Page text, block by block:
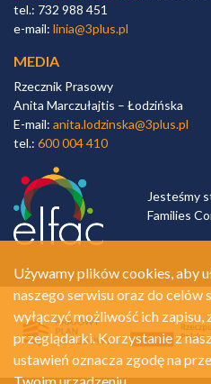
tel.: 732 988 451
e-mail: linia@3plus.pl
MEDIA
Rzecznik Prasowy
Anita Marczułajtis – Łodzińska
E-mail: anita.lodzinska@3plus.pl
tel.: 600 004 410
Jesteśmy
Families
Używamy plików cookies, aby
naszego serwisu oraz do
wyłączyć możliwość ich
przeglądarki. Korzystanie z
ustawień oznacza zgodę na